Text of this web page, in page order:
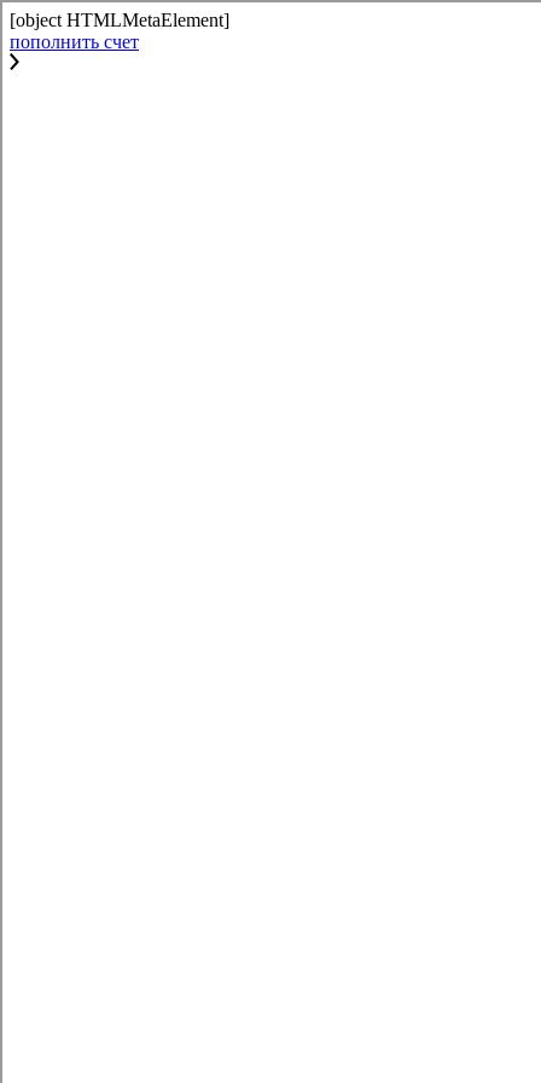
[object HTMLMetaElement]
пополнить счет